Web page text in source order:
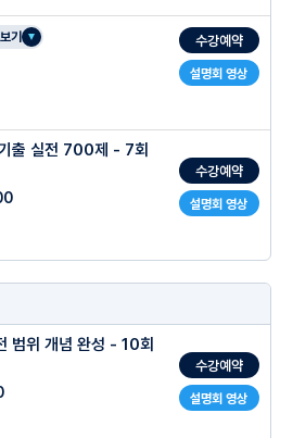
설명회 영상
기 수강예약
설명회 영상
출 실전 700제 - 7회
수강예약
설명회 영상
범위 개념 완성 - 10회
수강예약